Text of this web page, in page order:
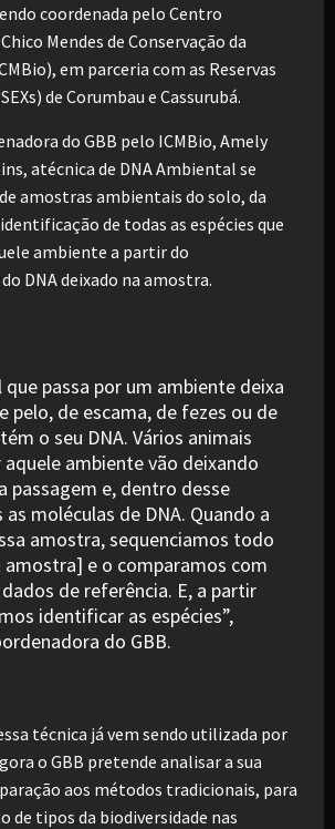
coordenada pelo Centro
Mendes de Conservação da
em parceria com as Reservas
de Corumbau e Cassurubá.
do GBB pelo ICMBio, Amely
atécnica de DNA Ambiental se
amostras ambientais do solo, da
de todas as espécies que
ambiente a partir do
DNA deixado na amostra.
passa por um ambiente deixa
pelo, de escama, de fezes ou de
o seu DNA. Vários animais
aquele ambiente vão deixando
passagem e, dentro desse
moléculas de DNA. Quando a
amostra, sequenciamos todo
amostra] e o comparamos com
de referência. E, a partir
identificar as espécies”,
do GBB.
técnica já vem sendo utilizada por
o GBB pretende analisar a sua
aos métodos tradicionais, para
tipos da biodiversidade nas